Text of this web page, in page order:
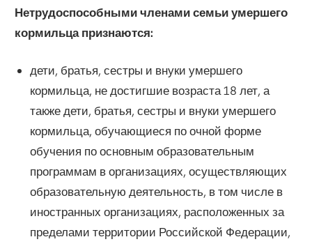
Нетрудоспособными членами семьи умершего
кормильца признаются:
дети, братья, сестры и внуки умершего
кормильца, не достигшие возраста 18 лет, а
также дети, братья, сестры и внуки умершего
кормильца, обучающиеся по очной форме
обучения по основным образовательным
программам в организациях, осуществляющих
образовательную деятельность, в том числе в
иностранных организациях, расположенных за
пределами территории Российской Федерации,